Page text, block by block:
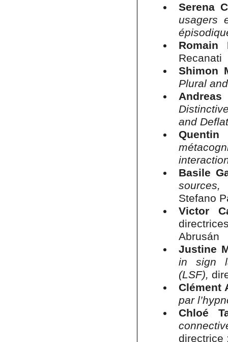
Serena
usagers
Romain
Recanati
Shimon
Plural
and
Basile
Stefano
Victor
Abrusán
Justine
in sign
(LSF),
Clément
par
Chloé
directrice